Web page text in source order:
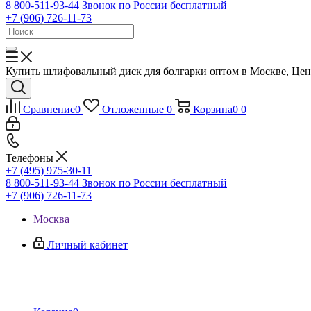
8 800-511-93-44 Звонок по России бесплатный
+7 (906) 726-11-73
Купить шлифовальный диск для болгарки оптом в Москве,
Сравнение0 Отложенные 0 Корзина0 0
Телефоны
+7 (495) 975-30-11
8 800-511-93-44 Звонок по России бесплатный
+7 (906) 726-11-73
Москва
Личный кабинет